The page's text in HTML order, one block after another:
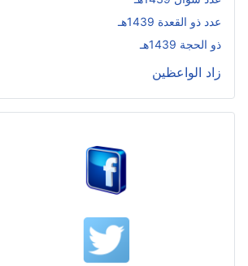
عدد ذو القعدة 1439هـ
ذو الحجة 1439هـ
زاد الواعظين